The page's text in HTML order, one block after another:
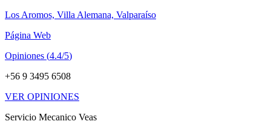
Los Aromos, Villa Alemana, Valparaíso
Página Web
Opiniones (4.4/5)
+56 9 3495 6508
VER OPINIONES
Servicio Mecanico Veas